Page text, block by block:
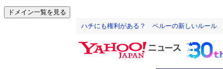
ドメイン一覧を見る